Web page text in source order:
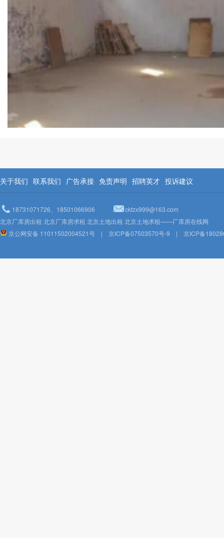
关于我们 联系我们 广告承接 免责声明 招聘英才 投诉建议
18731071726、18501066906
ckfzx999@163.com
北京厂库房出租 北京厂库房求租 北京土地出租 北京土地求租——厂库房在线网
京公网安备 11011502004521号 | 京ICP备07503570号-9 | 京ICP备